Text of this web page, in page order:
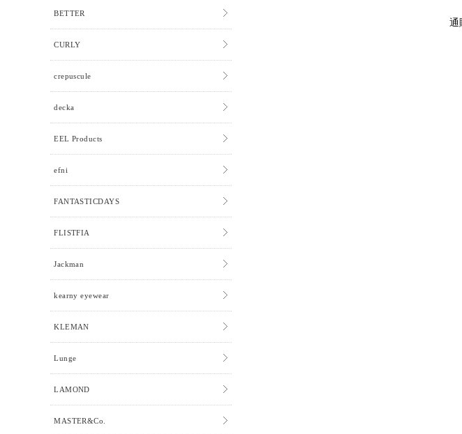
通
BETTER
CURLY
crepuscule
decka
EEL Products
efni
FANTASTICDAYS
FLISTFIA
Jackman
kearny eyewear
KLEMAN
Lunge
LAMOND
MASTER&Co.